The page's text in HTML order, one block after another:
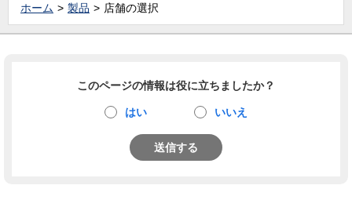
ホーム 製品 店舗の選択
このページの情報は役に立ちましたか？
はい いいえ
送信する